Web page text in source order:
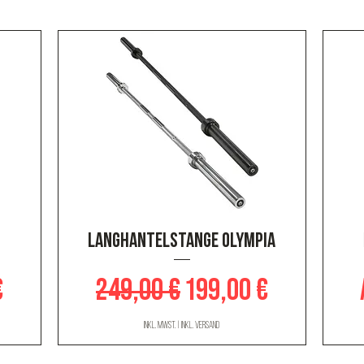
Schnellansicht
Langhantelstange Olympia
Standardpreis
249,00 €Sale-Preis
199,00 €
inkl. MwSt. inkl. Versand